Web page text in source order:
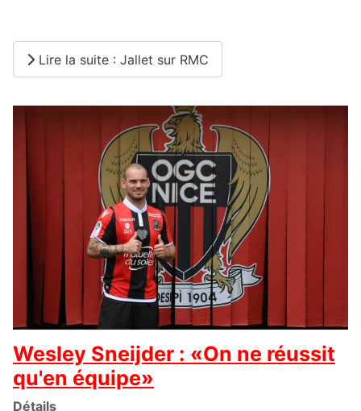
Lire la suite : Jallet sur RMC
Wesley Sneijder : «On ne réussit
qu'en équipe»
Détails